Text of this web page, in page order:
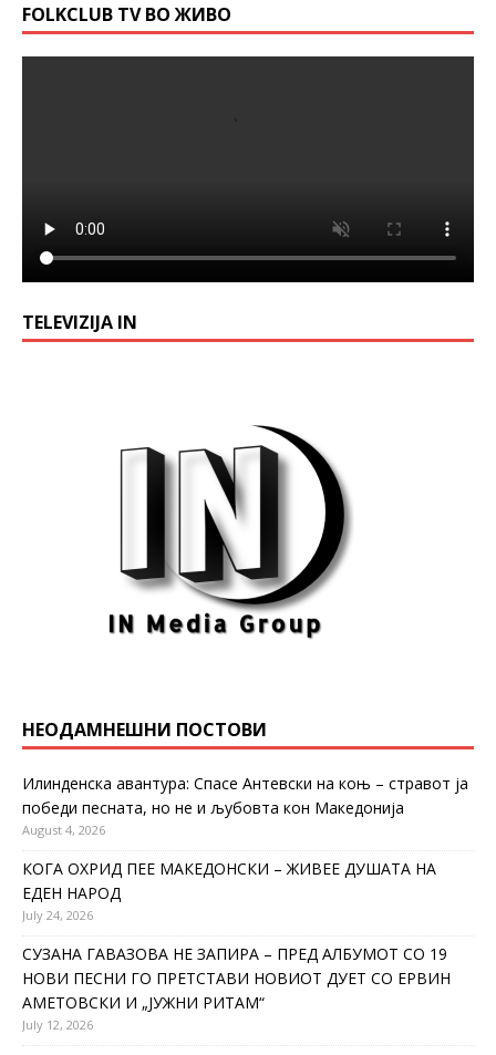
FOLKCLUB TV ВО ЖИВО
TELEVIZIJA IN
НЕОДАМНЕШНИ ПОСТОВИ
Илинденска авантура: Спасе Антевски на коњ – стравот ја
победи песната, но не и љубовта кон Македонија
August 4, 2026
КОГА ОХРИД ПЕЕ МАКЕДОНСКИ – ЖИВЕЕ ДУШАТА НА
ЕДЕН НАРОД
July 24, 2026
СУЗАНА ГАВАЗОВА НЕ ЗАПИРА – ПРЕД АЛБУМОТ СО 19
НОВИ ПЕСНИ ГО ПРЕТСТАВИ НОВИОТ ДУЕТ СО ЕРВИН
АМЕТОВСКИ И „ЈУЖНИ РИТАМ“
July 12, 2026